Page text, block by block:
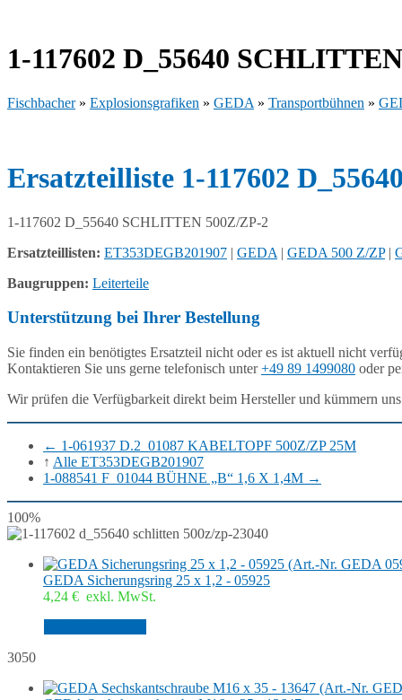
1-117602 D_55640
Fischbacher» Explosionsgrafiken » GEDA » Transportbühnen »
Ersatzteilliste 1-117602
1-117602 D_55640 SCHLITTEN 500Z/ZP-2
Ersatzteillisten: ET353DEGB201907 | GEDA | GEDA 500 Z/ZP|
Baugruppen: Leiterteile
Unterstützung bei Ihrer Bestellung
Sie finden ein benötigtes Ersatzteil nicht oder es ist aktuell nicht
Kontaktieren Sie uns gerne telefonisch unter+49 89 1499080 oder
Wir prüfen die Verfügbarkeit direkt beim Hersteller und kümmern
← 1-061937 D.2_01087 KABELTOPF 500Z/ZP 25M
↑ Alle ET353DEGB201907
1-088541 F_01044 BÜHNE „B“ 1,6 X 1,4M →
100%
3040
GEDA Sicherungsring 25 x 1,2 - 05925
4,24 € exkl. MwSt.
3050